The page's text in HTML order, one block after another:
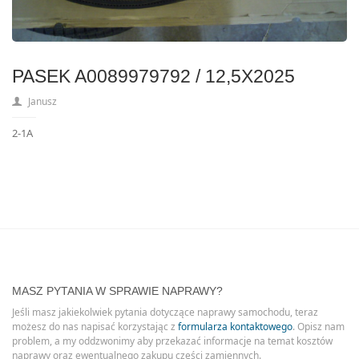
PASEK A0089979792 / 12,5X2025
Janusz
2-1A
MASZ PYTANIA W SPRAWIE NAPRAWY?
Jeśli masz jakiekolwiek pytania dotyczące naprawy samochodu, teraz
możesz do nas napisać korzystając z formularza kontaktowego. Opisz nam
problem, a my oddzwonimy aby przekazać informacje na temat kosztów
naprawy oraz ewentualnego zakupu części zamiennych.